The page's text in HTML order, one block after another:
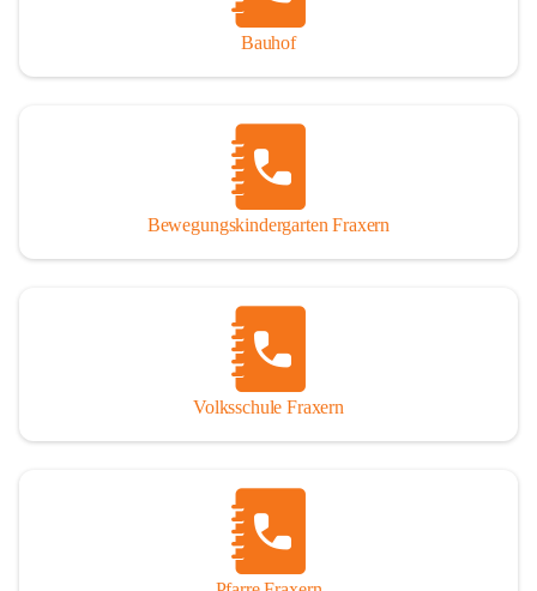
Bauhof
Bewegungskindergarten Fraxern
Volksschule Fraxern